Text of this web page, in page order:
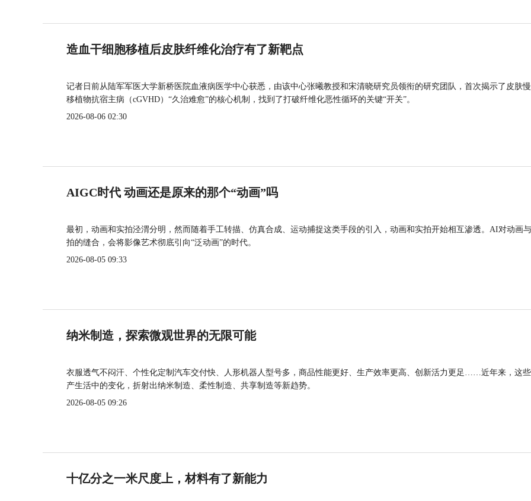
造血干细胞移植后皮肤纤维化治疗有了新靶点
记者日前从陆军军医大学新桥医院血液病医学中心获悉，由该中心张曦教授和宋清晓研究员领衔的研究团队，首次揭示了皮肤
移植物抗宿主病（cGVHD）“久治难愈”的核心机制，找到了打破纤维化恶性循环的关键“开关”。
2026-08-06 02:30
AIGC时代 动画还是原来的那个“动画”吗
最初，动画和实拍泾渭分明，然而随着手工转描、仿真合成、运动捕捉这类手段的引入，动画和实拍开始相互渗透。AI对动画
拍的缝合，会将影像艺术彻底引向“泛动画”的时代。
2026-08-05 09:33
纳米制造，探索微观世界的无限可能
衣服透气不闷汗、个性化定制汽车交付快、人形机器人型号多，商品性能更好、生产效率更高、创新活力更足……近年来，这
产生活中的变化，折射出纳米制造、柔性制造、共享制造等新趋势。
2026-08-05 09:26
十亿分之一米尺度上，材料有了新能力